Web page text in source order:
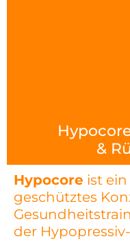
&
Hypocore ist
geschütztes
der